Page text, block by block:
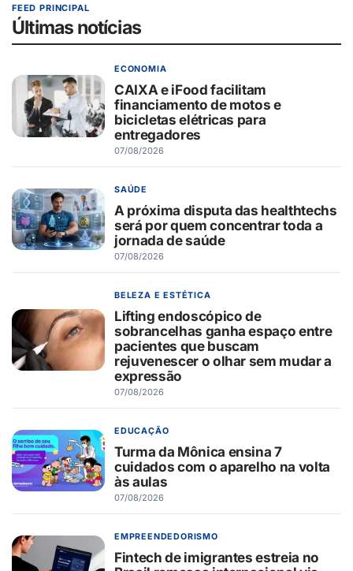
FEED PRINCIPAL
Últimas notícias
ECONOMIA
CAIXA e iFood facilitam
financiamento de motos e
bicicletas elétricas para
entregadores
07/08/2026
SAÚDE
A próxima disputa das healthtechs
será por quem concentrar toda a
jornada de saúde
07/08/2026
BELEZA E ESTÉTICA
Lifting endoscópico de
sobrancelhas ganha espaço entre
pacientes que buscam
rejuvenescer o olhar sem mudar a
expressão
07/08/2026
EDUCAÇÃO
Turma da Mônica ensina 7
cuidados com o aparelho na volta
às aulas
07/08/2026
EMPREENDEDORISMO
Fintech de imigrantes estreia no